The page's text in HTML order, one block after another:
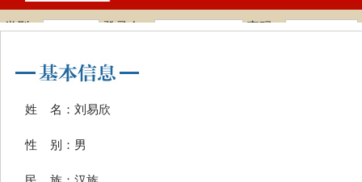
姓 名：刘易欣
性 别：男